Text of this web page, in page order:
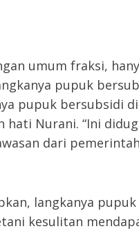
umum fraksi,
pupuk
pupuk bersubsidi
hati Nurani. “Ini
dari
langkanya
kesulitan